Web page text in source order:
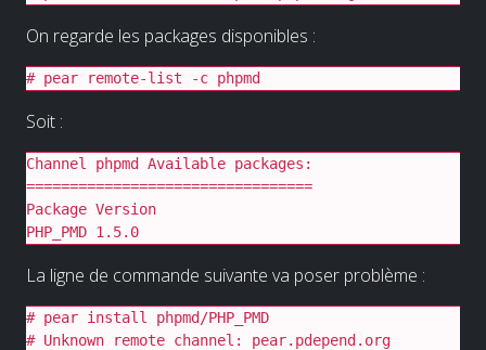
On regarde les packages disponibles :
# pear remote-list -c phpmd
Soit :
Channel phpmd Available packages:
=================================
Package Version
PHP_PMD 1.5.0
La ligne de commande suivante va poser problème :
# pear install phpmd/PHP_PMD
# Unknown remote channel: pear.pdepend.org